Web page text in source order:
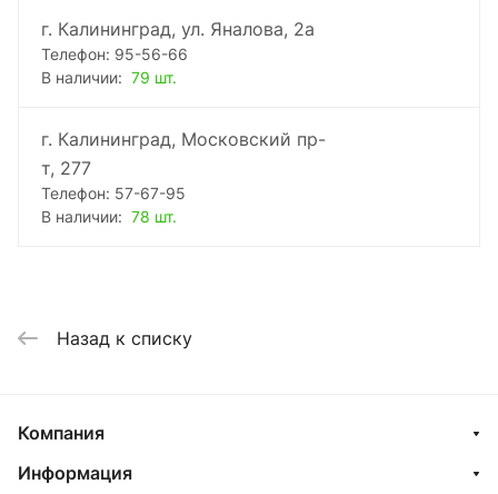
г. Калининград, ул. Яналова, 2а
Телефон: 95-56-66
В наличии: 79 шт.
г. Калининград, Московский пр-
т, 277
Телефон: 57-67-95
В наличии: 78 шт.
Назад к списку
Компания
Информация